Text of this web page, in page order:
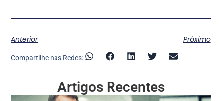
Anterior Próximo
Compartilhe nas Redes:
Artigos Recentes